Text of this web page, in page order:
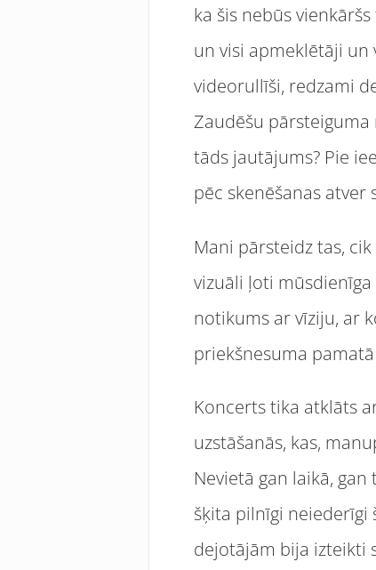
ka šis nebūs
un visi apmeklētāji
videorullīši, redzami
Zaudēšu
tāds jautājums? Pie
pēc skenēšanas
Mani pārsteidz tas,
vizuāli ļoti
notikums ar vīziju, ar
priekšnesuma
Koncerts tika atklāts
uzstāšanās, kas,
Nevietā gan laikā,
šķita pilnīgi neiederīgi
dejotājām bija izteikti